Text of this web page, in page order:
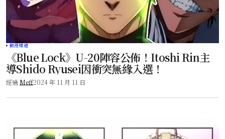
動漫頻道
《Blue Lock》U-20陣容公佈！Itoshi Rin主
導Shido Ryusei因衝突無緣入選！
經過 Meff2024 年 11 月 11 日